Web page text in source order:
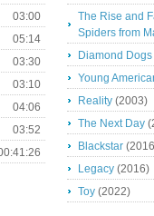
03:00
05:14
03:30
03:10
04:06
03:52
The Rise and
Spiders from
Diamond Dogs
Young
Reality (2003)
The Next Day
Blackstar
Legacy (2016)
Toy (2022)